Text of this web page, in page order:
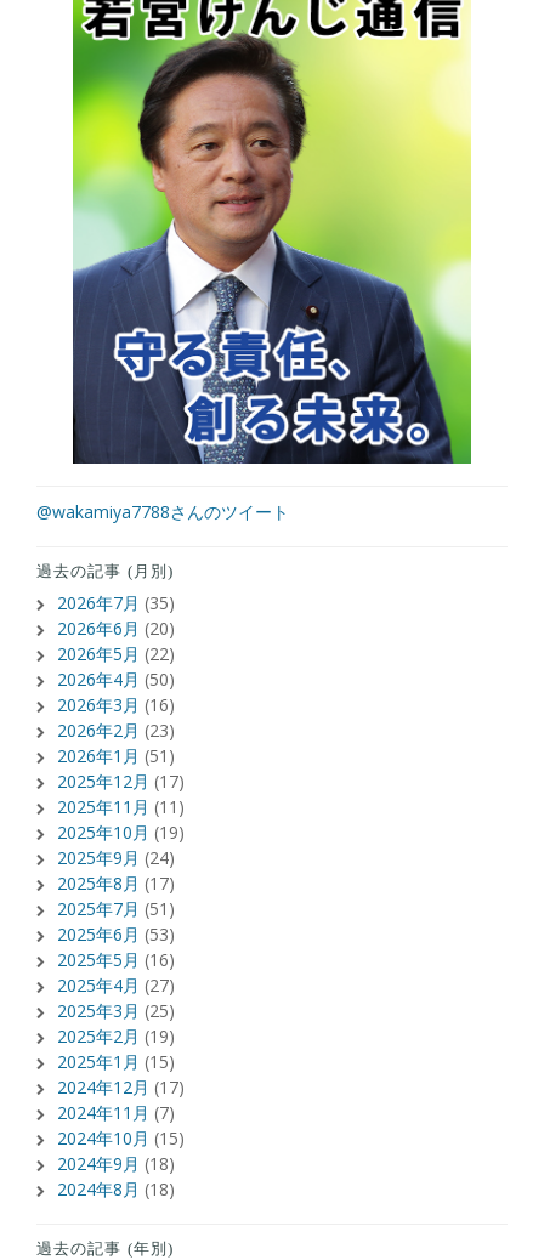
@wakamiya7788さんのツイート
過去の記事 (月別)
2026年7月 (35)
2026年6月 (20)
2026年5月 (22)
2026年4月 (50)
2026年3月 (16)
2026年2月 (23)
2026年1月 (51)
2025年12月 (17)
2025年11月 (11)
2025年10月 (19)
2025年9月 (24)
2025年8月 (17)
2025年7月 (51)
2025年6月 (53)
2025年5月 (16)
2025年4月 (27)
2025年3月 (25)
2025年2月 (19)
2025年1月 (15)
2024年12月 (17)
2024年11月 (7)
2024年10月 (15)
2024年9月 (18)
2024年8月 (18)
過去の記事 (年別)